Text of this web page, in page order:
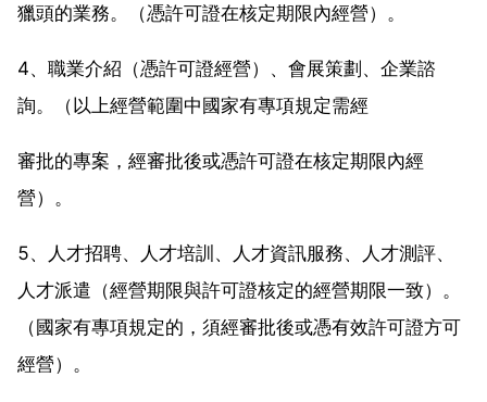
獵頭的業務。（憑許可證在核定期限內經營）。
4、職業介紹（憑許可證經營）、會展策劃、企業諮
詢。（以上經營範圍中國家有專項規定需經
審批的專案，經審批後或憑許可證在核定期限內經
營）。
5、人才招聘、人才培訓、人才資訊服務、人才測評、
人才派遣（經營期限與許可證核定的經營期限一致）。
（國家有專項規定的，須經審批後或憑有效許可證方可
經營）。